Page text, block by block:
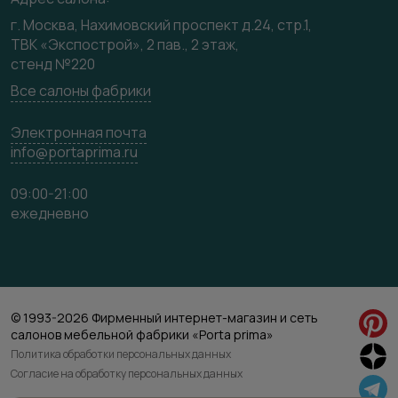
Карта сайта
г. Москва, Нахимовский проспект д.24, стр.1,
ТВК «Экспострой», 2 пав., 2 этаж,
стенд №220
Все салоны фабрики
Электронная почта
info@portaprima.ru
09:00-21:00
ежедневно
© 1993-2026 Фирменный интернет-магазин и сеть
салонов мебельной фабрики «Porta prima»
Политика обработки персональных данных
Согласие на обработку персональных данных